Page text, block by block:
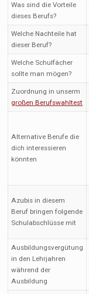
Was sind die Vorteile
dieses Berufs?
Welche Nachteile hat
dieser Beruf?
Welche Schulfächer
sollte man mögen?
Zuordnung in unserm
großen Berufswahltest
Alternative Berufe die
dich interessieren
könnten
Azubis in diesem
Beruf bringen folgende
Schulabschlüsse mit
Ausbildungsvergütung
in den Lehrjahren
während der
Ausbildung